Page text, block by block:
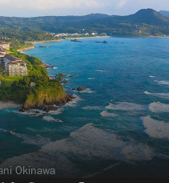
Okinawa